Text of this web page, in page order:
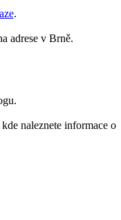
.
adrese v Brně.
kde naleznete informace o